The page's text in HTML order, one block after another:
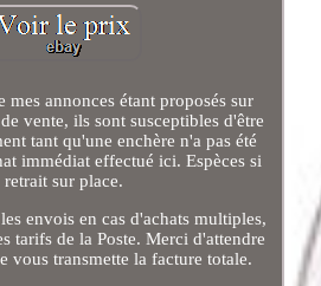
mes annonces étant proposés sur
vente, ils sont susceptibles d'être
tant qu'une enchère n'a pas été
immédiat effectué ici. Espèces si
retrait sur place.
envois en cas d'achats multiples,
tarifs de la Poste. Merci d'attendre
vous transmette la facture totale.